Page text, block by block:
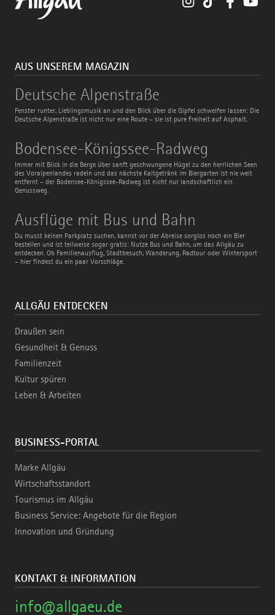
AUS UNSEREM MAGAZIN
Deutsche Alpenstraße
Fenster runter, Lieblingsmusik an und den Blick über die Gipfel schweifen lassen: Die
Deutsche Alpenstraße ist nicht nur eine Route – sie ist pure Freiheit auf Asphalt.
Deutsche
Alpenstraße
Bodensee-Königssee-Radweg
Immer mit Blick in die Berge über sanft geschwungene Hügel zu den herrlichen Seen
des Voralpenlandes radeln und das nächste Kaltgetränk im Biergarten ist nie weit
entfernt – der Bodensee-Königssee-Radweg ist nicht nur landschaftlich ein
Genussweg.
Bodensee-
Königssee-
Radweg
Ausflüge mit Bus und Bahn
Du musst keinen Parkplatz suchen, kannst vor der Abreise sorglos noch ein Bier
bestellen und ist teilweise sogar gratis: Nutze Bus und Bahn, um das Allgäu zu
entdecken. Ob Familienausflug, Stadtbesuch, Wanderung, Radtour oder Wintersport
– hier findest du ein paar Vorschläge.
Ausflüge
mit
Bus
und
Bahn
ALLGÄU ENTDECKEN
Draußen sein
Gesundheit & Genuss
Familienzeit
Kultur spüren
Leben & Arbeiten
BUSINESS-PORTAL
Marke Allgäu
Wirtschaftsstandort
Tourismus im Allgäu
Business Service: Angebote für die Region
Innovation und Gründung
KONTAKT & INFORMATION
info@allgaeu.de